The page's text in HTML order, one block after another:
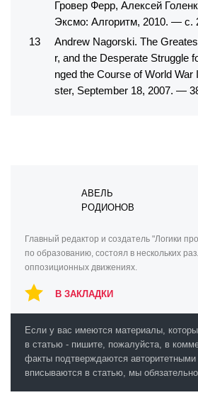
Гровер Ферр, Алексей
Эксмо: Алгоритм, 2010. — с.
Andrew Nagorski. The
r, and the Desperate Struggle
nged the Course of World
ster, September 18, 2007. —
АВЕЛЬ
РОДИОНОВ
Главный редактор и создатель "Логики
по образованию, состоял в нескольких
оппозиционных движениях.
В ЗАКЛАДКИ
Если у вас имеются материалы,
в статью - пишите, пожалуйста, в
факты подтверждаются авторитетными
вписываются в статью, мы